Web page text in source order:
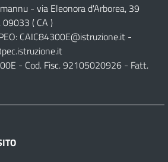
- via Eleonora d'Arborea, 39
09033 ( CA )
CAIC84300E@istruzione.it -
- Cod. Fisc. 92105020926 - Fatt.